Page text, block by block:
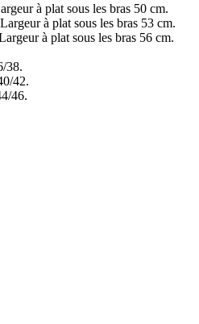
à plat sous les bras 50 cm.
à plat sous les bras 53 cm.
à plat sous les bras 56 cm.
38.
42.
46.